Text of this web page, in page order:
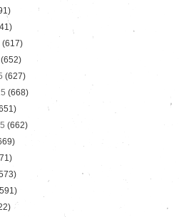
(617)
(652)
(627)
(668)
(662)